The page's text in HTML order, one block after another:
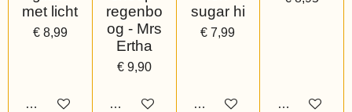
met licht
€ 8,99
Bekijk details
regenbo
og - Mrs
Ertha
€ 9,90
Bekijk details
sugar hi
€ 7,99
Bekijk details Bekijk details